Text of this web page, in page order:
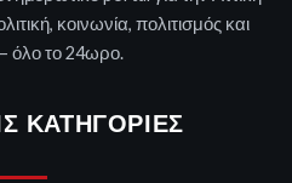
κοινωνία, πολιτισμός και
όλο το 24ωρο.
ΚΑΤΗΓΟΡΊΕΣ